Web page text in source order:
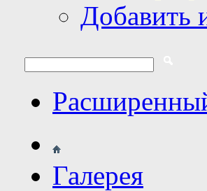
Добавить
Галерея